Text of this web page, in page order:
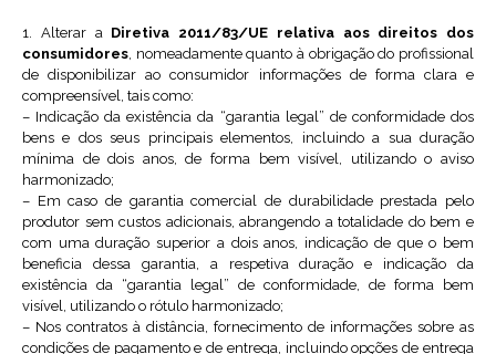
1. Alterar a Diretiva 2011/83/UE relativa aos direitos dos
consumidores, nomeadamente quanto à obrigação do profissional
de disponibilizar ao consumidor informações de forma clara e
compreensível, tais como:
– Indicação da existência da “garantia legal” de conformidade dos
bens e dos seus principais elementos, incluindo a sua duração
mínima de dois anos, de forma bem visível, utilizando o aviso
harmonizado;
– Em caso de garantia comercial de durabilidade prestada pelo
produtor sem custos adicionais, abrangendo a totalidade do bem e
com uma duração superior a dois anos, indicação de que o bem
beneficia dessa garantia, a respetiva duração e indicação da
existência da “garantia legal” de conformidade, de forma bem
visível, utilizando o rótulo harmonizado;
– Nos contratos à distância, fornecimento de informações sobre as
condições de pagamento e de entrega, incluindo opções de entrega